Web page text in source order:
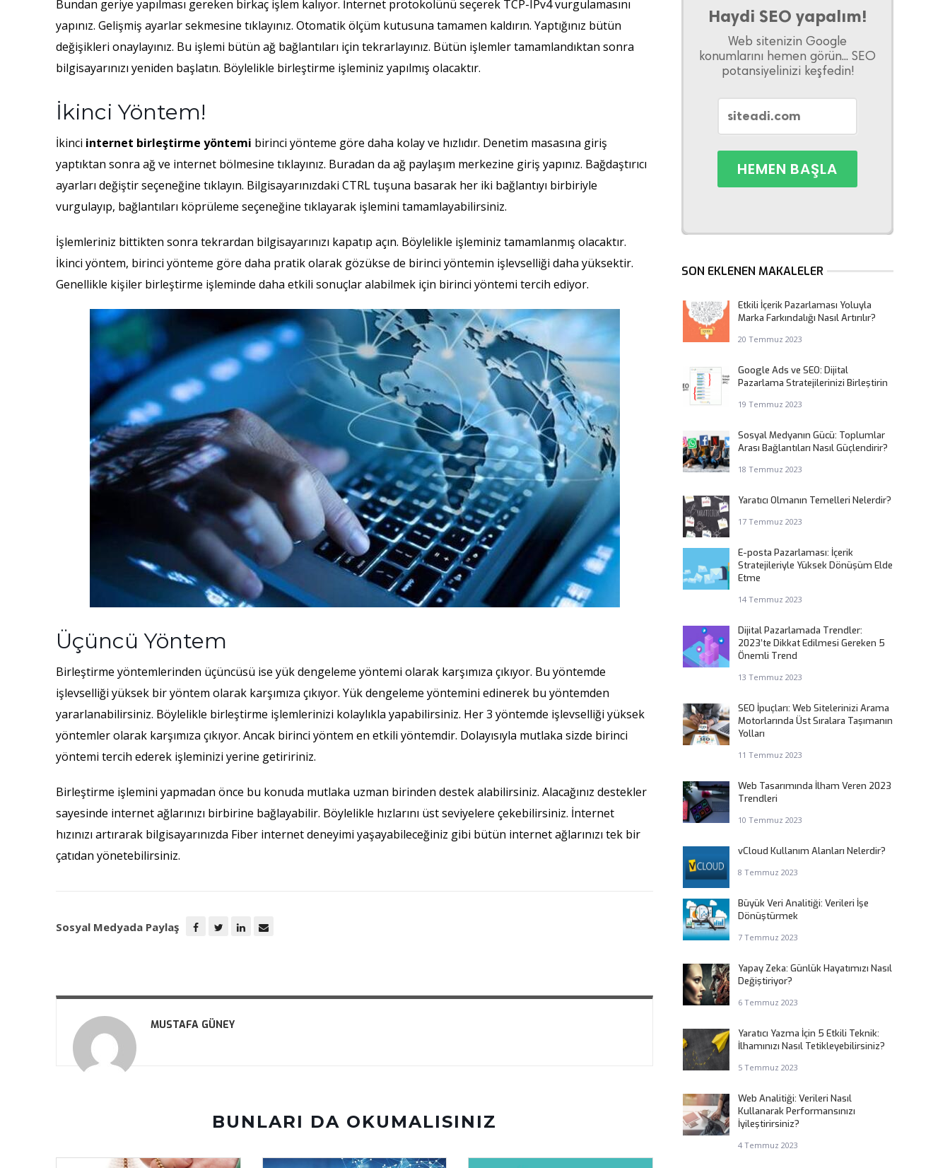
Bundan geriye yapılması gereken birkaç işlem kalıyor. İnternet protokolünü seçerek TCP-IPv4 vurgulamasını
yapınız. Gelişmiş ayarlar sekmesine tıklayınız. Otomatik ölçüm kutusuna tamamen kaldırın. Yaptığınız bütün
değişikleri onaylayınız. Bu işlemi bütün ağ bağlantıları için tekrarlayınız. Bütün işlemler tamamlandıktan sonra
bilgisayarınızı yeniden başlatın. Böylelikle birleştirme işleminiz yapılmış olacaktır.
İkinci Yöntem!
İkinci internet birleştirme yöntemi birinci yönteme göre daha kolay ve hızlıdır. Denetim masasına giriş
yaptıktan sonra ağ ve internet bölmesine tıklayınız. Buradan da ağ paylaşım merkezine giriş yapınız. Bağdaştırıcı
ayarları değiştir seçeneğine tıklayın. Bilgisayarınızdaki CTRL tuşuna basarak her iki bağlantıyı birbiriyle
vurgulayıp, bağlantıları köprüleme seçeneğine tıklayarak işlemini tamamlayabilirsiniz.
İşlemleriniz bittikten sonra tekrardan bilgisayarınızı kapatıp açın. Böylelikle işleminiz tamamlanmış olacaktır.
İkinci yöntem, birinci yönteme göre daha pratik olarak gözükse de birinci yöntemin işlevselliği daha yüksektir.
Genellikle kişiler birleştirme işleminde daha etkili sonuçlar alabilmek için birinci yöntemi tercih ediyor.
Üçüncü Yöntem
Birleştirme yöntemlerinden üçüncüsü ise yük dengeleme yöntemi olarak karşımıza çıkıyor. Bu yöntemde
işlevselliği yüksek bir yöntem olarak karşımıza çıkıyor. Yük dengeleme yöntemini edinerek bu yöntemden
yararlanabilirsiniz. Böylelikle birleştirme işlemlerinizi kolaylıkla yapabilirsiniz. Her 3 yöntemde işlevselliği yüksek
yöntemler olarak karşımıza çıkıyor. Ancak birinci yöntem en etkili yöntemdir. Dolayısıyla mutlaka sizde birinci
yöntemi tercih ederek işleminizi yerine getiririniz.
Birleştirme işlemini yapmadan önce bu konuda mutlaka uzman birinden destek alabilirsiniz. Alacağınız destekler
sayesinde internet ağlarınızı birbirine bağlayabilir. Böylelikle hızlarını üst seviyelere çekebilirsiniz. İnternet
hızınızı artırarak bilgisayarınızda Fiber internet deneyimi yaşayabileceğiniz gibi bütün internet ağlarınızı tek bir
çatıdan yönetebilirsiniz.
Sosyal Medyada Paylaş
MUSTAFA GÜNEY
BUNLARI DA OKUMALISINIZ
Haydi SEO yapalım!
Web sitenizin Google
konumlarını hemen görün... SEO
potansiyelinizi keşfedin!
SON EKLENEN MAKALELER
Etkili İçerik Pazarlaması Yoluyla
Marka Farkındalığı Nasıl Artırılır?
20 Temmuz 2023
Google Ads ve SEO: Dijital
Pazarlama Stratejilerinizi Birleştirin
19 Temmuz 2023
Sosyal Medyanın Gücü: Toplumlar
Arası Bağlantıları Nasıl Güçlendirir?
18 Temmuz 2023
Yaratıcı Olmanın Temelleri Nelerdir?
17 Temmuz 2023
E-posta Pazarlaması: İçerik
Stratejileriyle Yüksek Dönüşüm Elde
Etme
14 Temmuz 2023
Dijital Pazarlamada Trendler:
2023’te Dikkat Edilmesi Gereken 5
Önemli Trend
13 Temmuz 2023
SEO İpuçları: Web Sitelerinizi Arama
Motorlarında Üst Sıralara Taşımanın
Yolları
11 Temmuz 2023
Web Tasarımında İlham Veren 2023
Trendleri
10 Temmuz 2023
vCloud Kullanım Alanları Nelerdir?
8 Temmuz 2023
Büyük Veri Analitiği: Verileri İşe
Dönüştürmek
7 Temmuz 2023
Yapay Zeka: Günlük Hayatımızı Nasıl
Değiştiriyor?
6 Temmuz 2023
Yaratıcı Yazma İçin 5 Etkili Teknik:
İlhamınızı Nasıl Tetikleyebilirsiniz?
5 Temmuz 2023
Web Analitiği: Verileri Nasıl
Kullanarak Performansınızı
İyileştirirsiniz?
4 Temmuz 2023